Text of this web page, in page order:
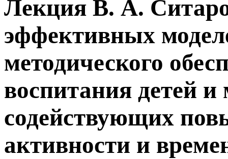
Лекция В. А.
эффективных
методического
воспитания детей
содействующих
активности и